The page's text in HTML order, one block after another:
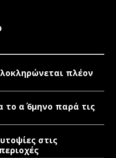
πλέον
α΄ 6μηνο παρά τις
στις